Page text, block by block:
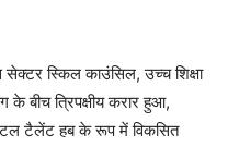
स्किल काउंसिल, उच्च शिक्षा
के बीच त्रिपक्षीय करार हुआ,
टैलेंट हब के रूप में विकसित